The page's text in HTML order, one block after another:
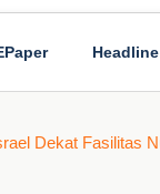
Headline
Dekat Fasilitas